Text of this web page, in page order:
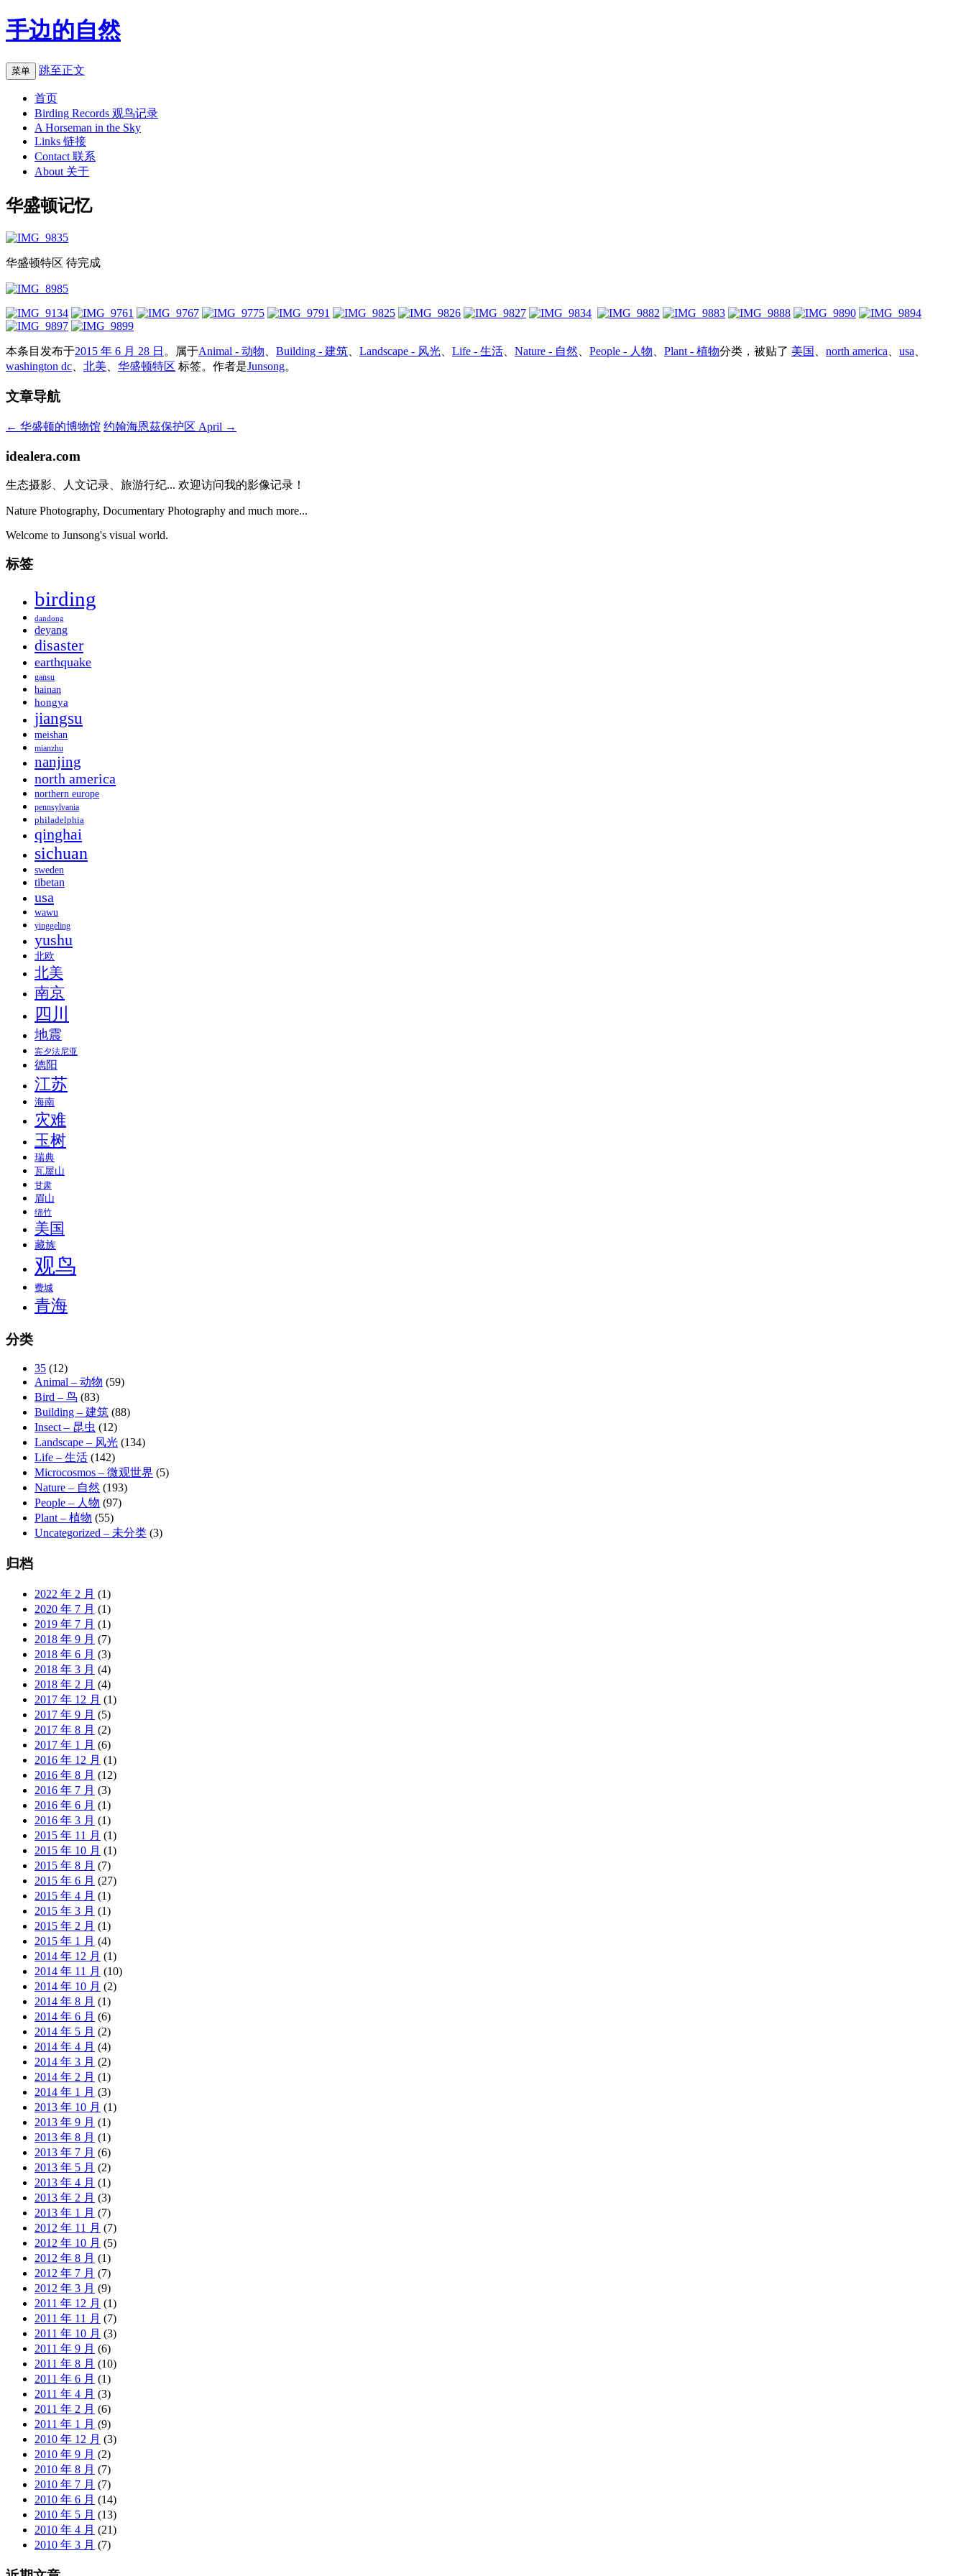
手边的自然
菜单 跳至正文
首页
Birding Records 观鸟记录
A Horseman in the Sky
Links 链接
Contact 联系
About 关于
华盛顿记忆
华盛顿特区 待完成
本条目发布于2015 年 6 月 28 日 。属于Animal - 动物 Building - 建筑 Landscape - 风光 Life - 生活 Nature - 自然 People - 人物 Plant - 植物分类，被贴了 美国 north america usa
washington dc
北美 华盛顿特区 标签。 作者是Junsong。
文章导航
← 华盛顿的博物馆 约翰海恩茲保护区 April →
idealera.com
生态摄影、人文记录、旅游行纪... 欢迎访问我的影像记录！
Nature Photography, Documentary Photography and much more...
Welcome to Junsong's visual world.
标签
birding
dandong
deyang
disaster
earthquake
gansu
hainan
hongya
jiangsu
meishan
mianzhu
nanjing
north america
northern europe
pennsylvania
philadelphia
qinghai
sichuan
sweden
tibetan
usa
wawu
yinggeling
yushu
北欧
北美
南京
四川
地震
宾夕法尼亚
德阳
江苏
海南
灾难
玉树
瑞典
瓦屋山
甘肃
眉山
绵竹
美国
藏族
观鸟
费城
青海
分类
35 (12)
Animal – 动物 (59)
Bird – 鸟 (83)
Building – 建筑 (88)
Insect – 昆虫 (12)
Landscape – 风光 (134)
Life – 生活 (142)
Microcosmos – 微观世界 (5)
Nature – 自然 (193)
People – 人物 (97)
Plant – 植物 (55)
Uncategorized – 未分类 (3)
归档
2022 年 2 月 (1)
2020 年 7 月 (1)
2019 年 7 月 (1)
2018 年 9 月 (7)
2018 年 6 月 (3)
2018 年 3 月 (4)
2018 年 2 月 (4)
2017 年 12 月 (1)
2017 年 9 月 (5)
2017 年 8 月 (2)
2017 年 1 月 (6)
2016 年 12 月 (1)
2016 年 8 月 (12)
2016 年 7 月 (3)
2016 年 6 月 (1)
2016 年 3 月 (1)
2015 年 11 月 (1)
2015 年 10 月 (1)
2015 年 8 月 (7)
2015 年 6 月 (27)
2015 年 4 月 (1)
2015 年 3 月 (1)
2015 年 2 月 (1)
2015 年 1 月 (4)
2014 年 12 月 (1)
2014 年 11 月 (10)
2014 年 10 月 (2)
2014 年 8 月 (1)
2014 年 6 月 (6)
2014 年 5 月 (2)
2014 年 4 月 (4)
2014 年 3 月 (2)
2014 年 2 月 (1)
2014 年 1 月 (3)
2013 年 10 月 (1)
2013 年 9 月 (1)
2013 年 8 月 (1)
2013 年 7 月 (6)
2013 年 5 月 (2)
2013 年 4 月 (1)
2013 年 2 月 (3)
2013 年 1 月 (7)
2012 年 11 月 (7)
2012 年 10 月 (5)
2012 年 8 月 (1)
2012 年 7 月 (7)
2012 年 3 月 (9)
2011 年 12 月 (1)
2011 年 11 月 (7)
2011 年 10 月 (3)
2011 年 9 月 (6)
2011 年 8 月 (10)
2011 年 6 月 (1)
2011 年 4 月 (3)
2011 年 2 月 (6)
2011 年 1 月 (9)
2010 年 12 月 (3)
2010 年 9 月 (2)
2010 年 8 月 (7)
2010 年 7 月 (7)
2010 年 6 月 (14)
2010 年 5 月 (13)
2010 年 4 月 (21)
2010 年 3 月 (7)